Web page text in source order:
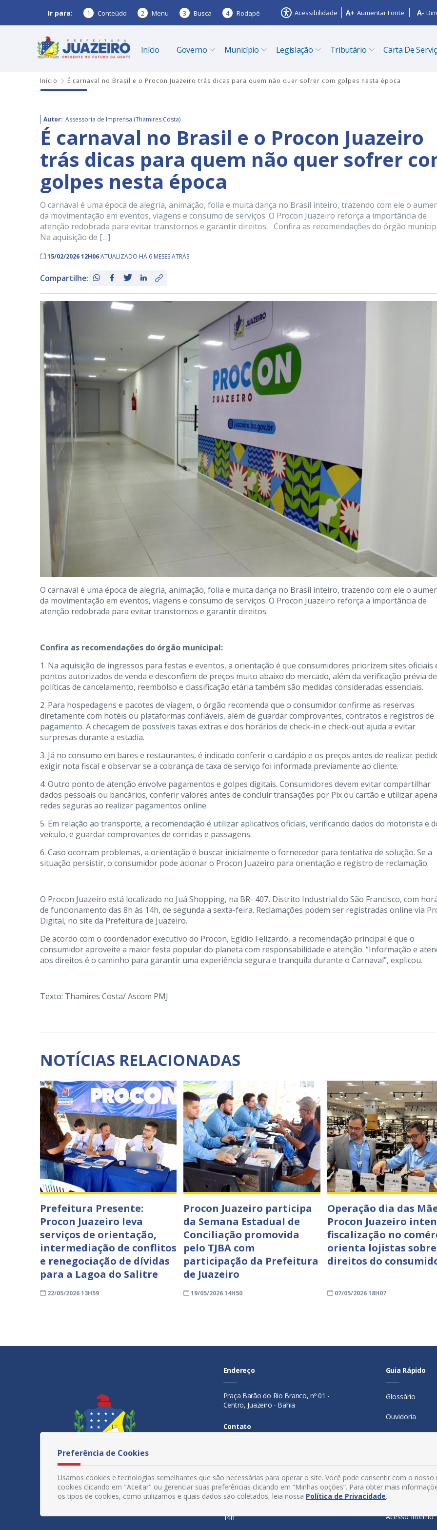
Ir para: 1 Conteúdo 2 Menu 3 Busca 4 Rodapé Acessibilidade Aumentar Fonte
Início Governo Município Legislação Tributário Carta De
Início É carnaval no Brasil e o Procon Juazeiro trás dicas para quem não quer sofrer com golpes nesta época
Autor: Assessoria de Imprensa (Thamires Costa)
É carnaval no Brasil e o Procon Juazeiro
trás dicas para quem não quer sofrer
golpes nesta época
O carnaval é uma época de alegria, animação, folia e muita dança no Brasil inteiro, trazendo com ele o
da movimentação em eventos, viagens e consumo de serviços. O Procon Juazeiro reforça a importância de
atenção redobrada para evitar transtornos e garantir direitos. Confira as recomendações do órgão
Na aquisição de […]
15/02/2026 12H06ATUALIZADO HÁ 6 MESES ATRÁS
Compartilhe:
O carnaval é uma época de alegria, animação, folia e muita dança no Brasil inteiro, trazendo com ele o
da movimentação em eventos, viagens e consumo de serviços. O Procon Juazeiro reforça a importância de
atenção redobrada para evitar transtornos e garantir direitos.
Confira as recomendações do órgão municipal:
1. Na aquisição de ingressos para festas e eventos, a orientação é que consumidores priorizem sites oficiais
pontos autorizados de venda e desconfiem de preços muito abaixo do mercado, além da verificação prévia de
políticas de cancelamento, reembolso e classificação etária também são medidas consideradas essenciais.
2. Para hospedagens e pacotes de viagem, o órgão recomenda que o consumidor confirme as reservas
diretamente com hotéis ou plataformas confiáveis, além de guardar comprovantes, contratos e registros de
pagamento. A checagem de possíveis taxas extras e dos horários de check-in e check-out ajuda a evitar
surpresas durante a estadia.
3. Já no consumo em bares e restaurantes, é indicado conferir o cardápio e os preços antes de realizar
exigir nota fiscal e observar se a cobrança de taxa de serviço foi informada previamente ao cliente.
4. Outro ponto de atenção envolve pagamentos e golpes digitais. Consumidores devem evitar compartilhar
dados pessoais ou bancários, conferir valores antes de concluir transações por Pix ou cartão e utilizar
redes seguras ao realizar pagamentos online.
5. Em relação ao transporte, a recomendação é utilizar aplicativos oficiais, verificando dados do motorista e
veículo, e guardar comprovantes de corridas e passagens.
6. Caso ocorram problemas, a orientação é buscar inicialmente o fornecedor para tentativa de solução. Se a
situação persistir, o consumidor pode acionar o Procon Juazeiro para orientação e registro de reclamação.
O Procon Juazeiro está localizado no Juá Shopping, na BR- 407, Distrito Industrial do São Francisco, com
de funcionamento das 8h às 14h, de segunda a sexta-feira. Reclamações podem ser registradas online via
Digital, no site da Prefeitura de Juazeiro.
De acordo com o coordenador executivo do Procon, Egídio Felizardo, a recomendação principal é que o
consumidor aproveite a maior festa popular do planeta com responsabilidade e atenção. “Informação e
aos direitos é o caminho para garantir uma experiência segura e tranquila durante o Carnaval”, explicou.
Texto: Thamires Costa/ Ascom PMJ
NOTÍCIAS RELACIONADAS
Prefeitura Presente:
Procon Juazeiro leva
serviços de orientação,
intermediação de conflitos
e renegociação de dívidas
para a Lagoa do Salitre
22/05/2026 13H59
Procon Juazeiro participa
da Semana Estadual de
Conciliação promovida
pelo TJBA com
participação da Prefeitura
de Juazeiro
19/05/2026 14H50
Operação dia das
Procon Juazeiro
fiscalização no
orienta lojistas sobre
direitos do
07/05/2026 18H07
Endereço
Praça Barão do Rio Branco, nº 01 -
Centro, Juazeiro - Bahia
Contato
Horário De Funcionamento
14h
Guia Rápido
Glossário
Ouvidoria
Manual de
Política de
Acesso Interno
Preferência de Cookies
Usamos cookies e tecnologias semelhantes que são necessárias para operar o site. Você pode consentir com o nosso
cookies clicando em "Aceitar" ou gerenciar suas preferências clicando em “Minhas opções”. Para obter mais
os tipos de cookies, como utilizamos e quais dados são coletados, leia nossa Política de Privacidade.